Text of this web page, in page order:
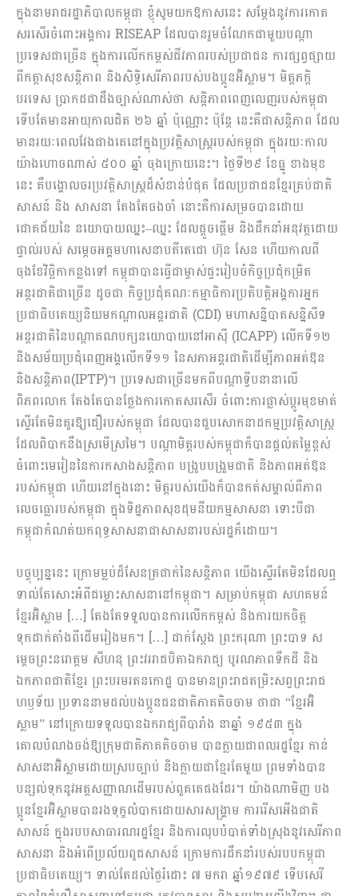
ក្នុងនាមរាជរដ្ឋាភិបាលកម្ពុជា ខ្ញុំសូមយកឱកាសនេះ សម្ដែងនូវការកោត
សរសើរចំពោះអង្គការ RISEAP ដែលបានរួមចំណែកជាមួយបណ្តា
ប្រទេសជាច្រើន ក្នុងការលើកកម្ពស់ជីវភាពរបស់ប្រជាជន ការផ្សព្វផ្សាយ
ពីកត្តាសុខសន្តិភាព​ និងសិទ្ធិសេរីភាពរបស់បងប្អូនអ៊ិស្លាម។ មិត្តភក្តិ
បរទេស ប្រាកដជាដឹងច្បាស់ណាស់ថា សន្តិភាពពេញលេញរបស់កម្ពុជា​
ទើបតែ​មានអាយុកាល​ជិត ២៦ ឆ្នាំ ប៉ុណ្ណោះ ប៉ុន្តែ នេះគឺ​ជាសន្តិភាព​ ដែល​
មាន​រយៈពេល​វែងជាងគេនៅក្នុងប្រវត្តិសាស្ត្ររបស់កម្ពុជា ក្នុងរយៈកាល​
យ៉ាងហោចណាស់ ៥០០ ឆ្នាំ ចុងក្រោយនេះ។ ថ្ងៃទី២៩ ខែធ្នូ ខាងមុខ​
នេះ គឺ​បង្គោលចរប្រវត្តិសាស្ត្រ​ដ៏សំខាន់បំផុត ដែល​ប្រជាជន​ខ្មែរ​គ្រប់​ជាតិ
សាសន៍ និង សាសនា តែងតែចងចាំ​ នោះគឺ​ការសម្រច​បាន​ដោយ​
ជោគជ័យ​នៃ​ នយោបាយឈ្នះ–ឈ្នះ ដែល​ផ្តួចផ្តើម​ និងដឹកនាំ​អនុវត្ត​ដោយ
ផ្ទាល់របស់ សម្តេចអគ្គមហាសេនាបតីតេជោ ហ៊ុន សែន ហើយកាលពី
ចុងខែវិច្ឆិកាកន្លងទៅ​ កម្ពុជាបាន​ធ្វើ​ជាម្ចាស់ផ្ទះរៀបចំ​កិច្ចប្រជុំ​កម្រិត​
អន្តរជាតិជាច្រើន ដូចជា កិច្ចប្រជុំគណៈកម្មាធិការប្រតិបត្តិ​អង្គការអ្នក
ប្រជាធិបតេយ្យនិយមកណ្ដាលអន្តរជាតិ (CDI) មហាសន្និបាត​សន្និសីទ​
អន្តរជាតិ​នៃ​បណ្តា​គណបក្សនយោបាយ​នៅ​អាស៊ី (ICAPP) លើក​ទី​១២
និងសម័យប្រជុំពេញអង្គលើកទី១១ នៃសភាអន្តរជាតិដើម្បីភាពអត់ឱន
និងសន្តិភាព(IPTP)។ ប្រទេសជាច្រើន​មកពីបណ្តាទ្វីបនានាលើ
ពិភពលោក តែងតែបាន​ថ្លែងការកោតសរសើរ​ ចំពោះ​ការ​ផ្លាស់ប្តូរមុខមាត់​
ស្ទើរតែមិនគួរឱ្យ​ជឿ​របស់កម្ពុជា ដែលបាន​ជួប​សោកនាដកម្មប្រវត្តិសាស្ត្រ​
ដែល​ពិបាក​នឹងស្រមើស្រមៃ។ បណ្តាមិត្តរបស់កម្ពុជាក៏បាន​ផ្តល់តម្លៃខ្ពស់​
ចំពោះ​មេរៀន​នៃ​ការ​កសាងសន្តិភាព បង្រួបបង្រួមជាតិ និងភាពអត់ឱន
របស់កម្ពុជា ហើយ​នៅក្នុងនោះ មិត្ត​របស់យើង​ក៏បាន​កត់​សម្គាល់​ពីភាព
លេចធ្លោរបស់កម្ពុជា ក្នុងទិដ្ឋភាព​សុខដុមនីយ​កម្ម​សាសនា ទោះបីជា​
កម្ពុជាកំណត់​យក​ពុទ្ធសាសនាជាសាសនារបស់រដ្ឋក៏ដោយ។
បច្ចុប្បន្ននេះ ក្រោម​ម្លប់ដ៏សែនត្រជាក់នៃសន្តិភាព យើង​ស្ទើរតែមិនដែលឮ
ទាល់តែ​សោះ​អំពីជម្លោះសាសនា​នៅកម្ពុជា។ សម្រាប់កម្ពុជា សហគមន៍
ខ្មែរអ៊ិស្លាម […] តែងតែទទួលបានការលើកកម្ពស់ និងការយកចិត្ត
ទុកដាក់តាំងពីដើមរៀង​មក។ […] ជាក់ស្តែង ព្រះករុណា ព្រះបាទ ស
ម្តេចព្រះនរោត្តម សីហនុ ព្រះវររាជបិតាឯករាជ្យ បូរណភាពទឹកដី និង
ឯកភាពជាតិខ្មែរ ព្រះបរមរតនកោដ្ឋ ​បានមានព្រះរាជតម្រិះសព្វព្រះរាជ
ហឫទ័យ ប្រទាននាមដល់បងប្អូនជនជាតិភាគតិចចាម ថាជា “ខ្មែរអ៊ិ
ស្លាម” នៅក្រោយទទួលបានឯករាជ្យពីបារាំង នាឆ្នាំ ១៩៥៣ ក្នុង
គោលបំណងចង់ឱ្យក្រុមជាតិភាគតិចចាម បានក្លាយជាពលរដ្ឋខ្មែរ កាន់
សាសនាអ៊ិស្លាមដោយស្របច្បាប់ និងក្លាយជាខ្មែរតែមួយ ព្រមទាំងបាន
បន្សល់ទុកនូវអត្តសញ្ញាណដើមរបស់ពួគគេផងដែរ។ យ៉ាងណាមិញ បង
ប្អូនខ្មែរអ៊ិស្លាមបានរងទុក្ខលំបាកដោយសារសង្គ្រាម ការរើសអើងជាតិ
សាសន៍ ក្នុងរបបសាធារណរដ្ឋខ្មែរ និង​ការ​លុបបំបាត់ទាំងស្រុង​នូវសេរីភាព
សាសនា និងអំពើ​ប្រល័យពូជសាសន៍​ ក្រោម​ការដឹកនាំរបស់​របបកម្ពុជា
ប្រជាធិបតេយ្យ។ ទាល់​តែដល់​ថ្ងៃរំដោះ ៧ មករា ឆ្នាំ១៩៧៩ ទើប​សេរី